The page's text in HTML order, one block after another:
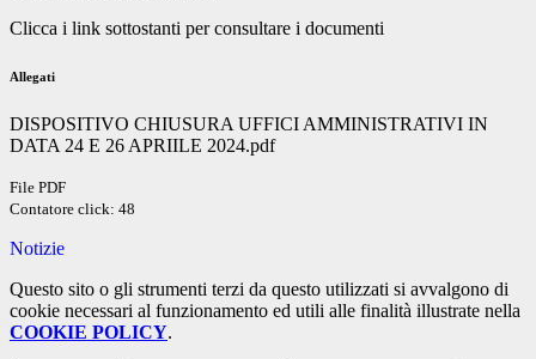
Clicca i link sottostanti per consultare i documenti
Allegati
DISPOSITIVO CHIUSURA UFFICI AMMINISTRATIVI IN
DATA 24 E 26 APRIILE 2024.pdf
File PDF
Contatore click: 48
Notizie
Questo sito o gli strumenti terzi da questo utilizzati si avvalgono di
cookie necessari al funzionamento ed utili alle finalità illustrate nella
COOKIE POLICY.